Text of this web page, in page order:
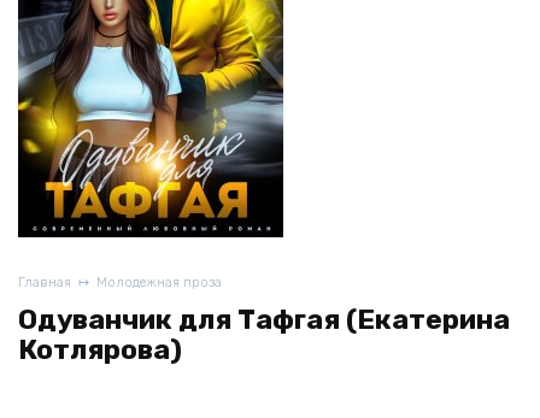
Главная Молодежная проза
Одуванчик для Тафгая (Екатерина
Котлярова)